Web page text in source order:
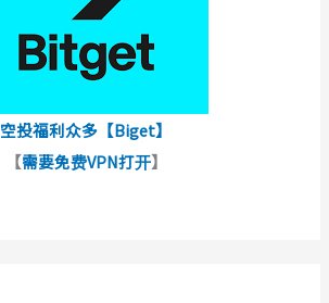
空投福利众多【Biget】
【需要免费VPN打开】